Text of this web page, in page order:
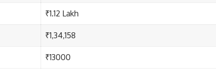
₹1.12 Lakh
₹1,34,158
₹13000